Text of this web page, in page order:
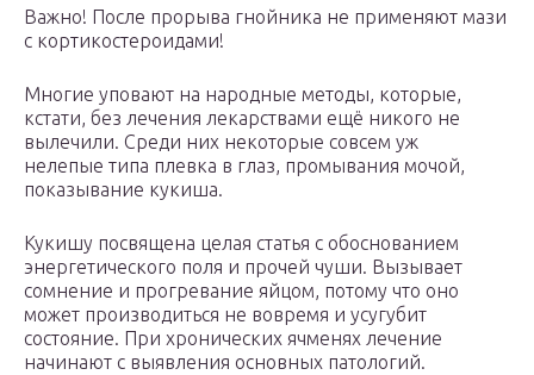
Важно! После прорыва гнойника не применяют мази
с кортикостероидами!
Многие уповают на народные методы, которые,
кстати, без лечения лекарствами ещё никого не
вылечили. Среди них некоторые совсем уж
нелепые типа плевка в глаз, промывания мочой,
показывание кукиша.
Кукишу посвящена целая статья с обоснованием
энергетического поля и прочей чуши. Вызывает
сомнение и прогревание яйцом, потому что оно
может производиться не вовремя и усугубит
состояние. При хронических ячменях лечение
начинают с выявления основных патологий.